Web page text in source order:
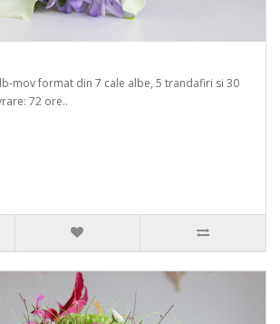
mov format din 7 cale albe, 5 trandafiri si 30
72 ore..